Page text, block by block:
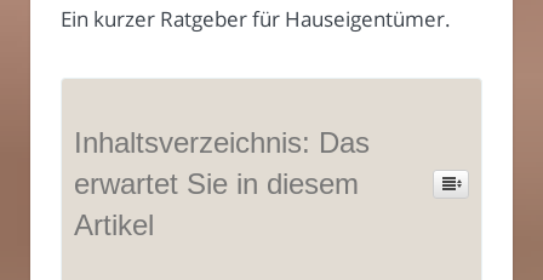
Ein kurzer Ratgeber für Hauseigentümer.
Inhaltsverzeichnis: Das
erwartet Sie in diesem
Artikel